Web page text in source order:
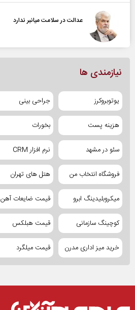
عدالت در سلامت میانبر ندارد
نیازمندی ها
یوتوبروکرز جراحی بینی
هزینه پست بخورات
سئو در مشهد نرم افزار CRM
فروشگاه انتخاب من هتل های تهران
میکروبلیدینگ ابرو قیمت ضایعات آهن
کوچینگ سازمانی قیمت هبلکس
خرید میز اداری مدرن قیمت میلگرد